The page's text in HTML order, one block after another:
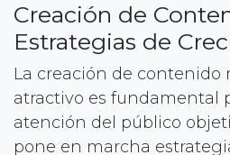
Creación de
Estrategias de
La creación de contenido
atractivo es fundamental
atención del público
pone en marcha